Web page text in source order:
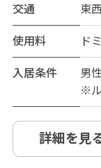
交通
東
使用料
ド
入居条件
男
※
詳細を見